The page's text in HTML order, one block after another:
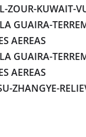
ZOUR-KUWAIT-
GUAIRA-
AEREAS
GUAIRA-
AEREAS
ZHANGYE-